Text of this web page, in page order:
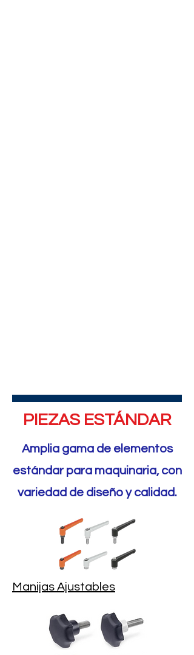
PIEZAS ESTÁNDAR
Amplia gama de elementos
estándar para maquinaria, con
variedad de diseño y calidad.
Manijas Ajustables